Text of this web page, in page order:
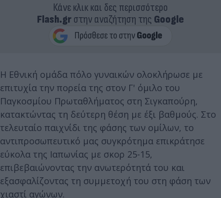
Κάνε κλικ και δες περισσότερο
Flash.grστην αναζήτηση της Google
Η Εθνική ομάδα πόλο γυναικών ολοκλήρωσε με
επιτυχία την πορεία της στον Γ' όμιλο του
Παγκοσμίου Πρωταθλήματος στη Σιγκαπούρη,
κατακτώντας τη δεύτερη θέση με έξι βαθμούς. Στο
τελευταίο παιχνίδι της φάσης των ομίλων, το
αντιπροσωπευτικό μας συγκρότημα επικράτησε
εύκολα της Ιαπωνίας με σκορ 25-15,
επιβεβαιώνοντας την ανωτερότητά του και
εξασφαλίζοντας τη συμμετοχή του στη φάση των
χιαστί αγώνων.